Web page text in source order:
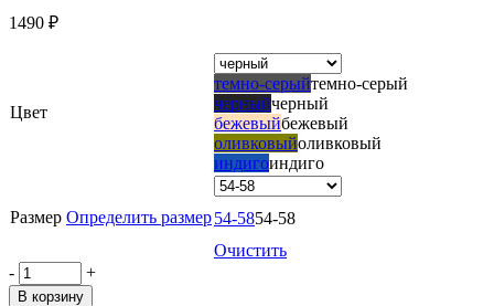
1490 ₽
Цвет
темно-серыйтемно-серый
черныйчерный
бежевыйбежевый
оливковыйоливковый
индигоиндиго
Размер Определить размер54-5854-58
Очистить
-
+
В корзину